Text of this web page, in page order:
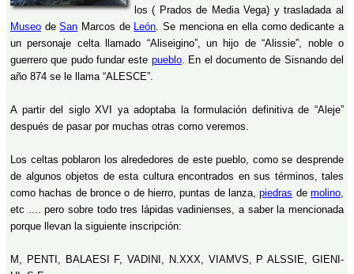
los ( Prados de Media Vega) y trasladada al
Museo deSan Marcos de León. Se menciona en ella como dedicante a
un personaje celta llamado “Aliseigino”, un hijo de “Alissie”, noble o
guerrero que pudo fundar este pueblo. En el documento de Sisnando del
año 874 se le llama “ALESCE”.
A partir del siglo XVI ya adoptaba la formulación definitiva de “Aleje”
después de pasar por muchas otras como veremos.
Los celtas poblaron los alrededores de este pueblo, como se desprende
de algunos objetos de esta cultura encontrados en sus términos, tales
como hachas de bronce o de hierro, puntas de lanza,piedras demolino,
etc .... pero sobre todo tres lápidas vadinienses, a saber la mencionada
porque llevan la siguiente inscripción:
M, PENTI, BALAESI F, VADINI, N.XXX, VIAMVS, P ALSSIE, GIENI-